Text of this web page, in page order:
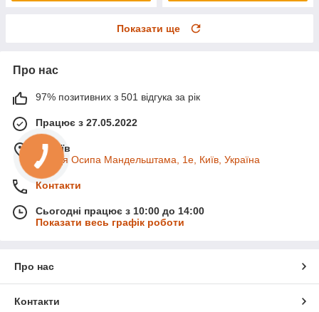
Показати ще
Про нас
97% позитивних з 501 відгука за рік
Працює з 27.05.2022
м. Київ
вулиця Осипа Мандельштама, 1е, Київ, Україна
Контакти
Сьогодні працює з 10:00 до 14:00
Показати весь графік роботи
Про нас
Контакти